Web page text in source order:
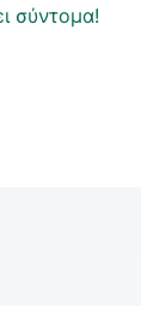
σύντομα!